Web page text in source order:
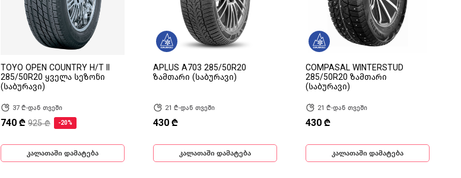
TOYO OPEN COUNTRY H/T II
285/50R20 ყველა სეზონი
(საბურავი)
37 ₾-დან თვეში
740 ₾ 925 ₾ -20%
კალათაში დამატება
APLUS A703 285/50R20
ზამთარი (საბურავი)
21 ₾-დან თვეში
430 ₾
კალათაში დამატება
COMPASAL WINTERSTUD
285/50R20 ზამთარი
(საბურავი)
21 ₾-დან თვეში
430 ₾
კალათაში დამატება